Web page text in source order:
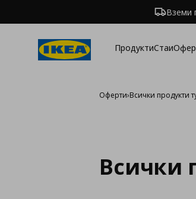
Вземи
ПродуктиСтаи
Оферти›Всички продукти
Всички